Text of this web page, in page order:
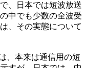
、日本では短波放送
中でも少数の全波受
、その実態について
、本来は通信用の短